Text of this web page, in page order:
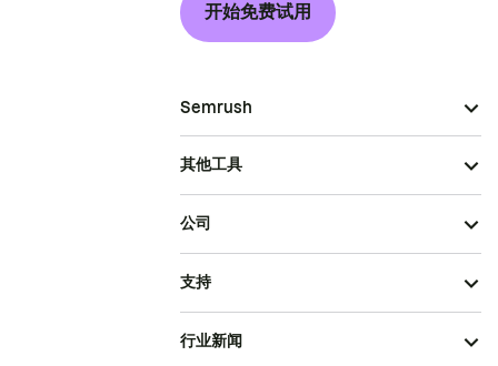
开始免费试用
Semrush
其他工具
公司
支持
行业新闻